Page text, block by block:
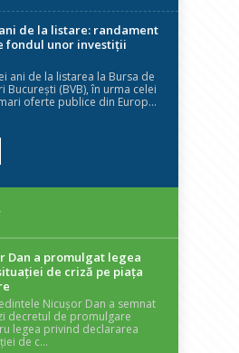
de la listare: randament
fondul unor investiții
ani de la listarea la Bursa de
București (BVB), în urma celei
oferte publice din Europ...
Dan a promulgat legea
de criză pe piaţa
Nicușor Dan a semnat
decretul de promulgare
legea privind declararea
de c...